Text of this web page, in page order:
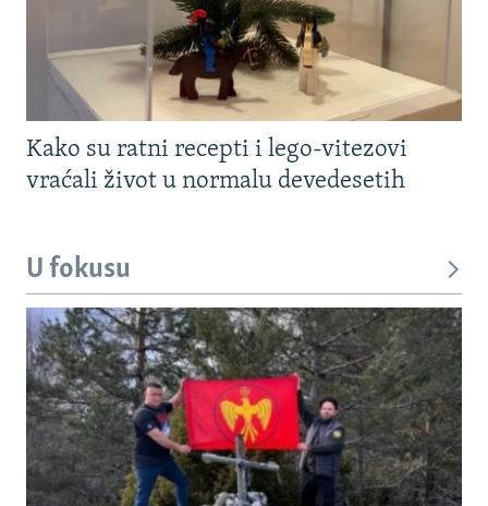
Kako su ratni recepti i lego-vitezovi
vraćali život u normalu devedesetih
U fokusu